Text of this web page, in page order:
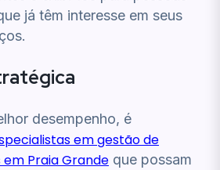
já têm interesse em seus
desempenho, é
em gestão de
Praia Grande que possam